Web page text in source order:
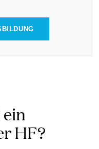
HF?